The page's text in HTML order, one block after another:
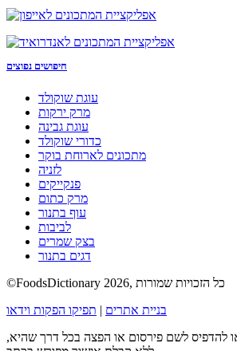
חיפושים נפוצים
עוגת שוקולד
מרק ירקות
עוגת גבינה
כדורי שוקולד
מתכונים לארוחת בוקר
לזניה
פנקייקים
מרק כתום
עוף בתנור
לביבות
בצק שמרים
דגים בתנור
©FoodsDictionary 2026, כל הזכויות שמורות
בניית אתרים | תפיקו הפקות וידאו
להדפיס לשם פירסום או הפצה בכל דרך שהיא,